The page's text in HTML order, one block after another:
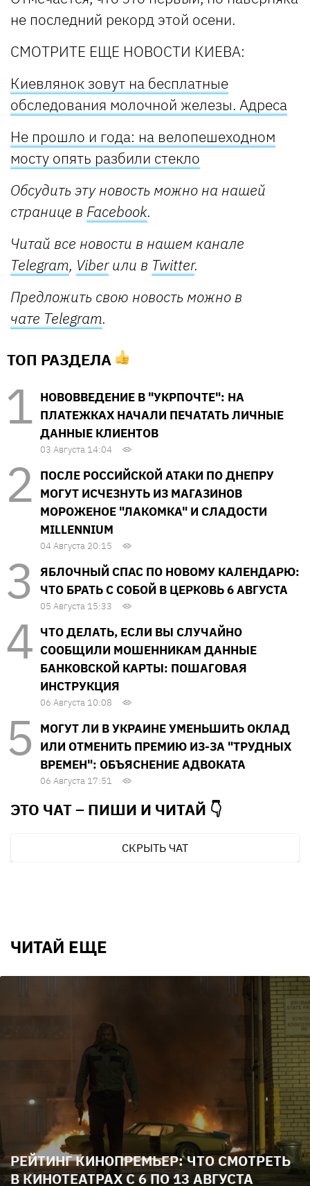
не последний рекорд этой осени.
СМОТРИТЕ ЕЩЕ НОВОСТИ КИЕВА:
Киевлянок зовут на бесплатные
обследования молочной железы. Адреса
Не прошло и года: на велопешеходном
мосту опять разбили стекло
Обсудить эту новость можно на нашей
странице в Facebook.
Читай все новости в нашем канале
Telegram, Viberили в Twitter.
Предложить свою новость можно в
чате Telegram.
ТОП РАЗДЕЛА
НОВОВВЕДЕНИЕ В "УКРПОЧТЕ": НА
ПЛАТЕЖКАХ НАЧАЛИ ПЕЧАТАТЬ ЛИЧНЫЕ
ДАННЫЕ КЛИЕНТОВ
03 Августа 14:04
ПОСЛЕ РОССИЙСКОЙ АТАКИ ПО ДНЕПРУ
МОГУТ ИСЧЕЗНУТЬ ИЗ МАГАЗИНОВ
МОРОЖЕНОЕ "ЛАКОМКА" И СЛАДОСТИ
MILLENNIUM
04 Августа 20:15
ЯБЛОЧНЫЙ СПАС ПО НОВОМУ КАЛЕНДАРЮ:
ЧТО БРАТЬ С СОБОЙ В ЦЕРКОВЬ 6 АВГУСТА
05 Августа 15:33
ЧТО ДЕЛАТЬ, ЕСЛИ ВЫ СЛУЧАЙНО
СООБЩИЛИ МОШЕННИКАМ ДАННЫЕ
БАНКОВСКОЙ КАРТЫ: ПОШАГОВАЯ
ИНСТРУКЦИЯ
06 Августа 10:08
МОГУТ ЛИ В УКРАИНЕ УМЕНЬШИТЬ ОКЛАД
ИЛИ ОТМЕНИТЬ ПРЕМИЮ ИЗ-ЗА "ТРУДНЫХ
ВРЕМЕН": ОБЪЯСНЕНИЕ АДВОКАТА
06 Августа 17:51
ЭТО ЧАТ – ПИШИ И ЧИТАЙ 👇
СКРЫТЬ ЧАТ
ЧИТАЙ ЕЩЕ
РЕЙТИНГ КИНОПРЕМЬЕР: ЧТО СМОТРЕТЬ
В КИНОТЕАТРАХ С 6 ПО 13 АВГУСТА